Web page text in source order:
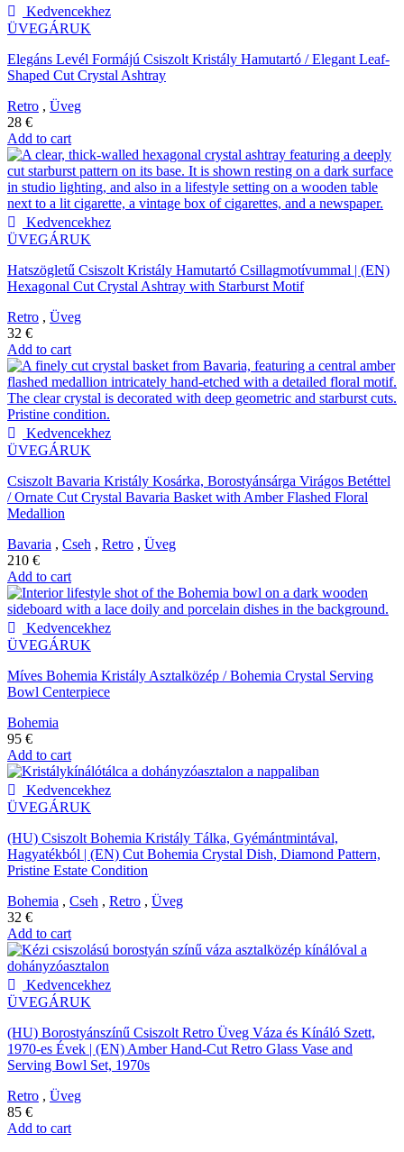
Kedvencekhez
ÜVEGÁRUK
Elegáns Levél Formájú Csiszolt Kristály Hamutartó / Elegant Leaf-
Shaped Cut Crystal Ashtray
Retro , Üveg
28 €
Add to cart
Kedvencekhez
ÜVEGÁRUK
Hatszögletű Csiszolt Kristály Hamutartó Csillagmotívummal | (EN)
Hexagonal Cut Crystal Ashtray with Starburst Motif
Retro , Üveg
32 €
Add to cart
Kedvencekhez
ÜVEGÁRUK
Csiszolt Bavaria Kristály Kosárka, Borostyánsárga Virágos Betéttel
/ Ornate Cut Crystal Bavaria Basket with Amber Flashed Floral
Medallion
Bavaria , Cseh , Retro , Üveg
210 €
Add to cart
Kedvencekhez
ÜVEGÁRUK
Míves Bohemia Kristály Asztalközép / Bohemia Crystal Serving
Bowl Centerpiece
Bohemia
95 €
Add to cart
Kedvencekhez
ÜVEGÁRUK
(HU) Csiszolt Bohemia Kristály Tálka, Gyémántmintával,
Hagyatékból | (EN) Cut Bohemia Crystal Dish, Diamond Pattern,
Pristine Estate Condition
Bohemia , Cseh , Retro , Üveg
32 €
Add to cart
Kedvencekhez
ÜVEGÁRUK
(HU) Borostyánszínű Csiszolt Retro Üveg Váza és Kínáló Szett,
1970-es Évek | (EN) Amber Hand-Cut Retro Glass Vase and
Serving Bowl Set, 1970s
Retro , Üveg
85 €
Add to cart